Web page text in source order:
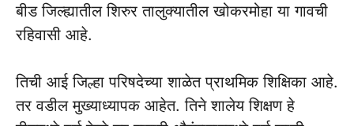
बीड जिल्ह्यातील शिरुर तालुक्यातील खोकरमोहा या गावची
रहिवासी आहे.
तिची आई जिल्हा परिषदेच्या शाळेत प्राथमिक शिक्षिका आहे.
तर वडील मुख्याध्यापक आहेत. तिने शालेय शिक्षण हे